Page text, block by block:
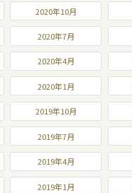
2020年10月
2020年7月
2020年4月
2020年1月
2019年10月
2019年7月
2019年4月
2019年1月